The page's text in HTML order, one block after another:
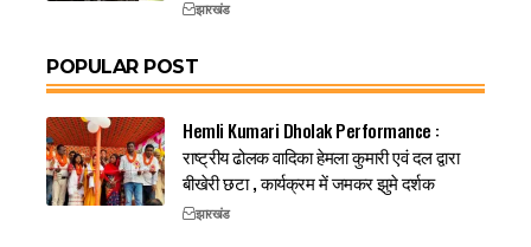
झारखंड
POPULAR POST
Hemli Kumari Dholak Performance :
राष्ट्रीय ढोलक वादिका हेमला कुमारी एवं दल द्वारा
बीखेरी छटा , कार्यक्रम में जमकर झुमे दर्शक
झारखंड